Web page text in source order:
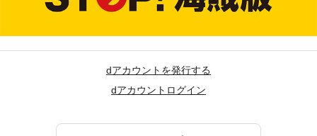
dアカウントを発行する
dアカウントログイン